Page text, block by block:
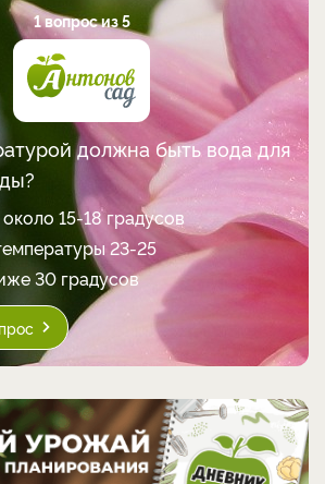
1 вопрос из 5
должна быть вода для
15-18 градусов
23-25
30 градусов